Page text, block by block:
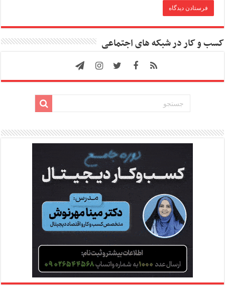
کسب و کار در شبکه های اجتماعی